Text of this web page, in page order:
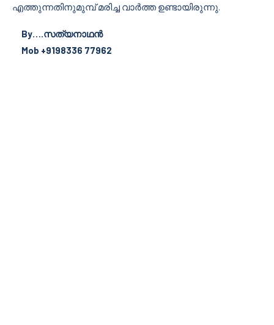
എത്തുന്നതിനുമുമ്പ് മരിച്ച വാർത്ത ഉണ്ടായിരുന്നു.
By….സത്യനാഥൻ
Mob +9198336 77962